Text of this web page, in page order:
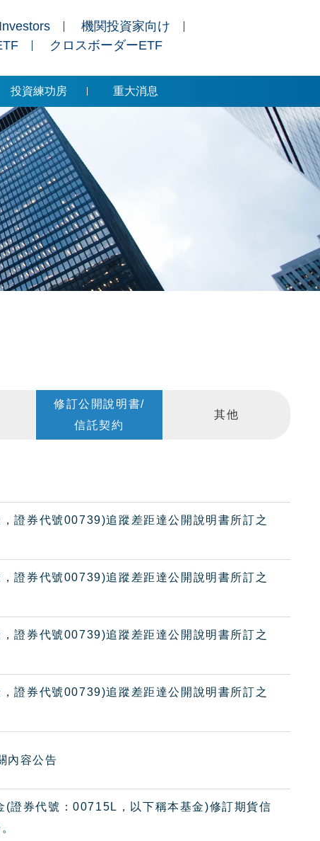
機関投資家向け
クロスボーダーETF
投資練功房 重大消息
修訂公開說明書/
信託契約
其他
證券代號00739)追蹤差距達公開說明書所訂之
證券代號00739)追蹤差距達公開說明書所訂之
證券代號00739)追蹤差距達公開說明書所訂之
證券代號00739)追蹤差距達公開說明書所訂之
內容公告
證券代號：00715L，以下稱本基金)修訂期貨信